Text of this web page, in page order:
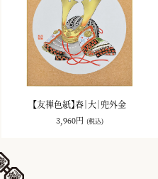
【友禅色紙】春｜大｜兜外金
3,960円 (税込)